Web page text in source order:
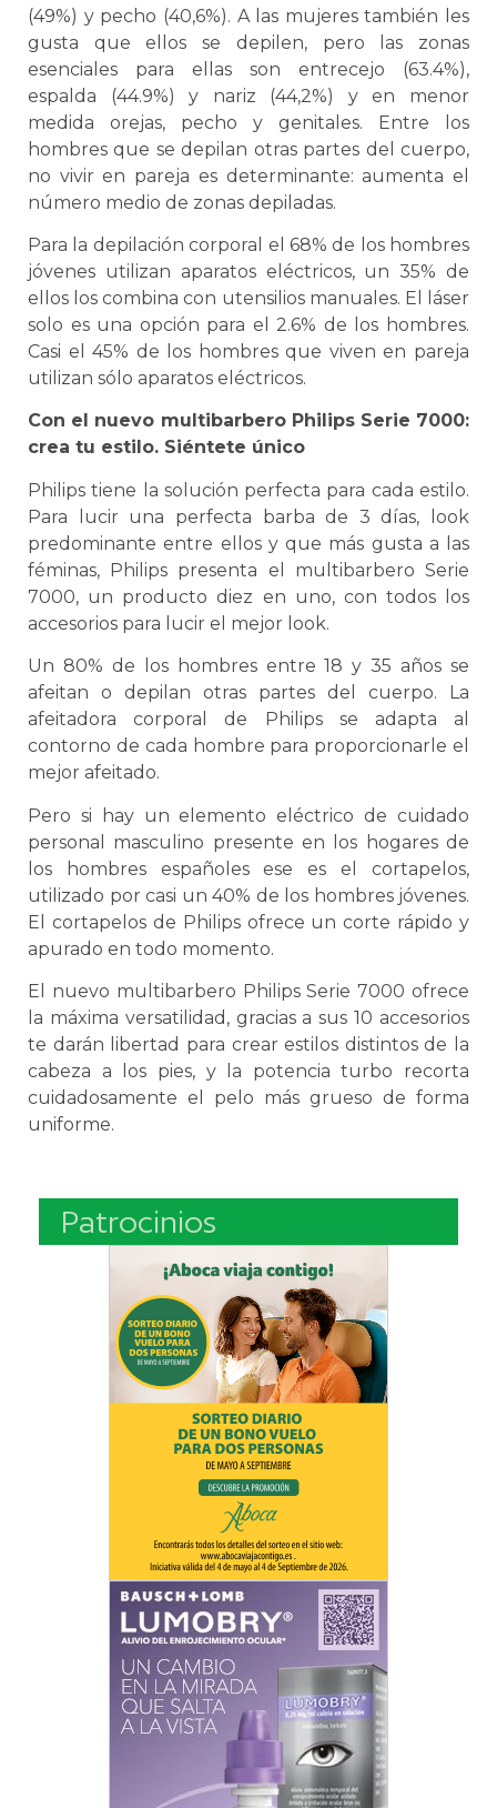
(49%) y pecho (40,6%). A las mujeres también les
gusta que ellos se depilen, pero las zonas
esenciales para ellas son entrecejo (63.4%),
espalda (44.9%) y nariz (44,2%) y en menor
medida orejas, pecho y genitales. Entre los
hombres que se depilan otras partes del cuerpo,
no vivir en pareja es determinante: aumenta el
número medio de zonas depiladas.
Para la depilación corporal el 68% de los hombres
jóvenes utilizan aparatos eléctricos, un 35% de
ellos los combina con utensilios manuales. El láser
solo es una opción para el 2.6% de los hombres.
Casi el 45% de los hombres que viven en pareja
utilizan sólo aparatos eléctricos.
Con el nuevo multibarbero Philips Serie 7000:
crea tu estilo. Siéntete único
Philips tiene la solución perfecta para cada estilo.
Para lucir una perfecta barba de 3 días, look
predominante entre ellos y que más gusta a las
féminas, Philips presenta el multibarbero Serie
7000, un producto diez en uno, con todos los
accesorios para lucir el mejor look.
Un 80% de los hombres entre 18 y 35 años se
afeitan o depilan otras partes del cuerpo. La
afeitadora corporal de Philips se adapta al
contorno de cada hombre para proporcionarle el
mejor afeitado.
Pero si hay un elemento eléctrico de cuidado
personal masculino presente en los hogares de
los hombres españoles ese es el cortapelos,
utilizado por casi un 40% de los hombres jóvenes.
El cortapelos de Philips ofrece un corte rápido y
apurado en todo momento.
El nuevo multibarbero Philips Serie 7000 ofrece
la máxima versatilidad, gracias a sus 10 accesorios
te darán libertad para crear estilos distintos de la
cabeza a los pies, y la potencia turbo recorta
cuidadosamente el pelo más grueso de forma
uniforme.
Patrocinios